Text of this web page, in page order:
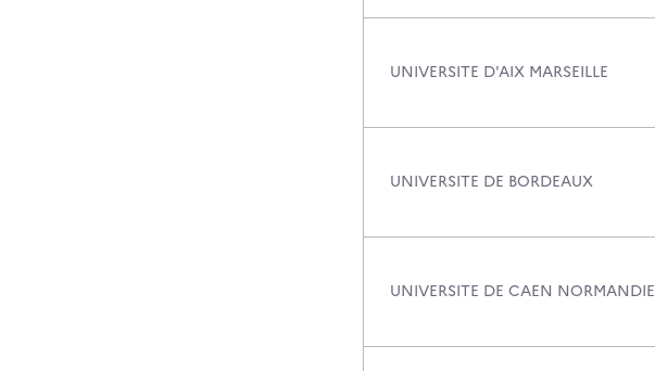
UNIVERSITE D'AIX MARSEILLE
UNIVERSITE DE BORDEAUX
UNIVERSITE DE CAEN NORMANDIE